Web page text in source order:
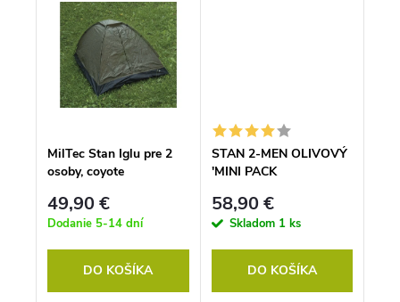
g / qmStĺpy:...
MilTec Stan Iglu pre 2
osoby, coyote
49,90 €
Dodanie 5-14 dní
DO KOŠÍKA
STAN 2-MEN OLIVOVÝ
′MINI PACK
58,90 €
Skladom 1 ks
DO KOŠÍKA